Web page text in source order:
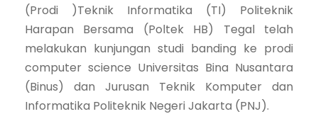
(Prodi )Teknik Informatika (TI) Politeknik
Harapan Bersama (Poltek HB) Tegal telah
melakukan kunjungan studi banding ke prodi
computer science Universitas Bina Nusantara
(Binus) dan Jurusan Teknik Komputer dan
Informatika Politeknik Negeri Jakarta (PNJ).